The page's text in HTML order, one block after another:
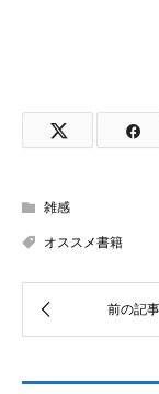
雑感
オススメ書籍